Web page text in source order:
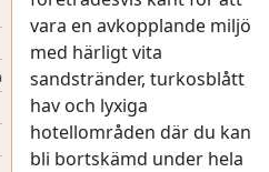
vara en avkopplande miljö
med härligt vita
sandstränder, turkosblått
hav och lyxiga
hotellområden där du kan
bli bortskämd under hela